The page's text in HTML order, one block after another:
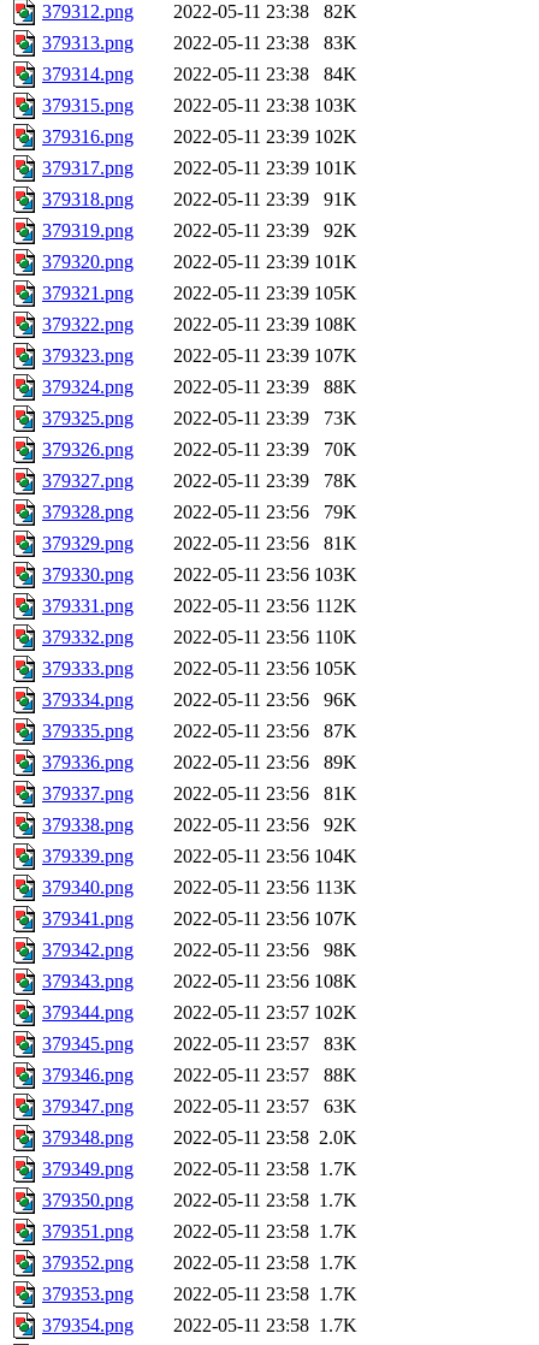
379312.png
2022-05-11 23:38
82K
379313.png
2022-05-11 23:38
83K
379314.png
2022-05-11 23:38
84K
379315.png
2022-05-11 23:38 103K
379316.png
2022-05-11 23:39 102K
379317.png
2022-05-11 23:39 101K
379318.png
2022-05-11 23:39
91K
379319.png
2022-05-11 23:39
92K
379320.png
2022-05-11 23:39 101K
379321.png
2022-05-11 23:39 105K
379322.png
2022-05-11 23:39 108K
379323.png
2022-05-11 23:39 107K
379324.png
2022-05-11 23:39
88K
379325.png
2022-05-11 23:39
73K
379326.png
2022-05-11 23:39
70K
379327.png
2022-05-11 23:39
78K
379328.png
2022-05-11 23:56
79K
379329.png
2022-05-11 23:56
81K
379330.png
2022-05-11 23:56 103K
379331.png
2022-05-11 23:56 112K
379332.png
2022-05-11 23:56 110K
379333.png
2022-05-11 23:56 105K
379334.png
2022-05-11 23:56
96K
379335.png
2022-05-11 23:56
87K
379336.png
2022-05-11 23:56
89K
379337.png
2022-05-11 23:56
81K
379338.png
2022-05-11 23:56
92K
379339.png
2022-05-11 23:56 104K
379340.png
2022-05-11 23:56 113K
379341.png
2022-05-11 23:56 107K
379342.png
2022-05-11 23:56
98K
379343.png
2022-05-11 23:56 108K
379344.png
2022-05-11 23:57 102K
379345.png
2022-05-11 23:57
83K
379346.png
2022-05-11 23:57
88K
379347.png
2022-05-11 23:57
63K
379348.png
2022-05-11 23:58 2.0K
379349.png
2022-05-11 23:58 1.7K
379350.png
2022-05-11 23:58 1.7K
379351.png
2022-05-11 23:58 1.7K
379352.png
2022-05-11 23:58 1.7K
379353.png
2022-05-11 23:58 1.7K
379354.png
2022-05-11 23:58 1.7K